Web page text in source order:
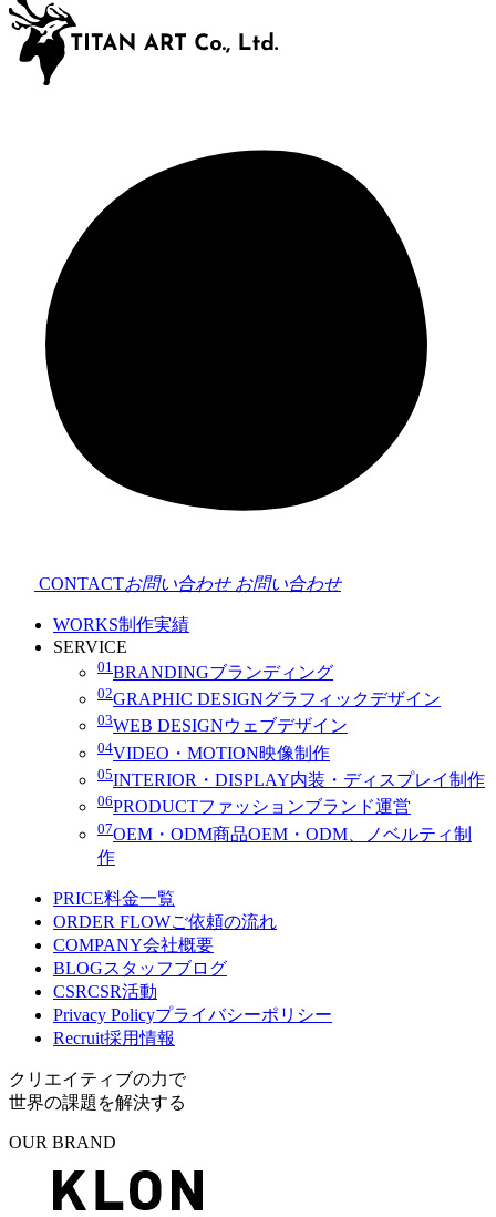
CONTACTお問い合わせ お問い合わせ
WORKS制作実績
SERVICE
01 BRANDINGブランディング
02GRAPHIC DESIGNグラフィックデザイン
03WEB DESIGNウェブデザイン
04VIDEO・MOTION映像制作
05INTERIOR・DISPLAY内装・ディスプレイ制作
06PRODUCTファッションブランド運営
07OEM・ODM商品OEM・ODM、ノベルティ制
作
PRICE料金一覧
ORDER FLOWご依頼の流れ
COMPANY会社概要
BLOGスタッフブログ
CSRCSR活動
Privacy Policyプライバシーポリシー
Recruit採用情報
クリエイティブの力で
世界の課題を解決する
OUR BRAND